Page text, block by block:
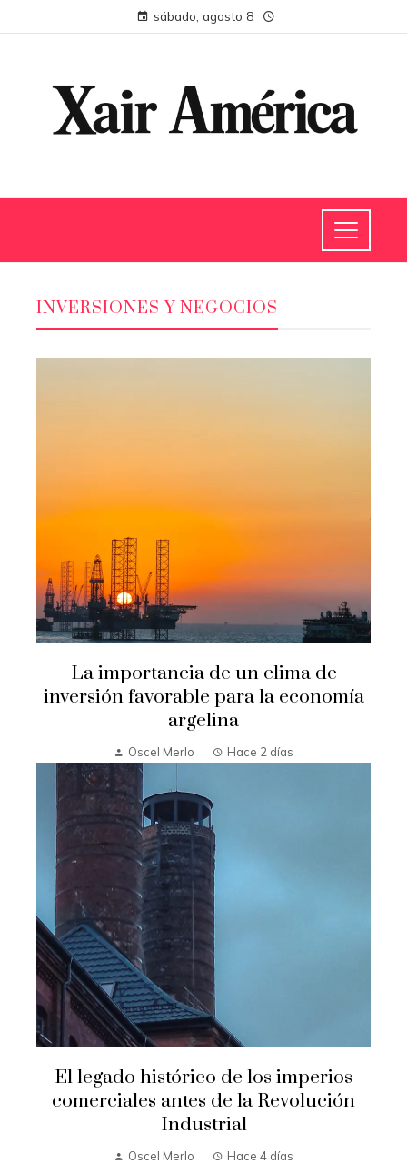
sábado, agosto 8
INVERSIONES Y NEGOCIOS
La importancia de un clima de
inversión favorable para la economía
argelina
Oscel Merlo Hace 2 días
El legado histórico de los imperios
comerciales antes de la Revolución
Industrial
Oscel Merlo Hace 4 días